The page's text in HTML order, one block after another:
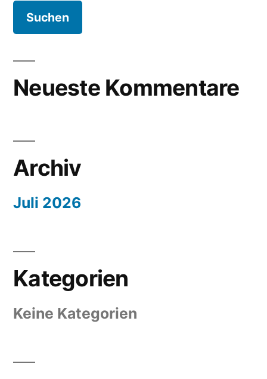
Neueste Kommentare
Archiv
Juli 2026
Kategorien
Keine Kategorien